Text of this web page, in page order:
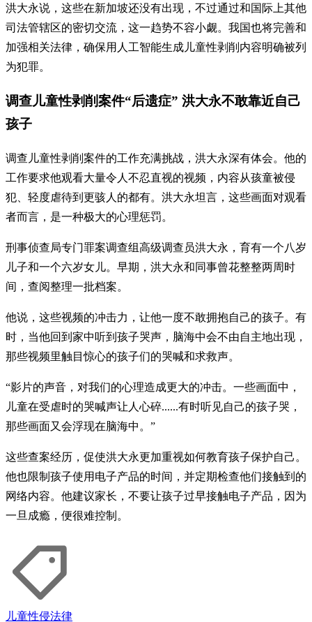
洪大永说，这些在新加坡还没有出现，不过通过和国际上其他
司法管辖区的密切交流，这一趋势不容小觑。我国也将完善和
加强相关法律，确保用人工智能生成儿童性剥削内容明确被列
为犯罪。
调查儿童性剥削案件“后遗症” 洪大永不敢靠近自己
孩子
调查儿童性剥削案件的工作充满挑战，洪大永深有体会。他的
工作要求他观看大量令人不忍直视的视频，内容从孩童被侵
犯、轻度虐待到更骇人的都有。洪大永坦言，这些画面对观看
者而言，是一种极大的心理惩罚。
刑事侦查局专门罪案调查组高级调查员洪大永，育有一个八岁
儿子和一个六岁女儿。早期，洪大永和同事曾花整整两周时
间，查阅整理一批档案。
他说，这些视频的冲击力，让他一度不敢拥抱自己的孩子。有
时，当他回到家中听到孩子哭声，脑海中会不由自主地出现，
那些视频里触目惊心的孩子们的哭喊和求救声。
“影片的声音，对我们的心理造成更大的冲击。一些画面中，
儿童在受虐时的哭喊声让人心碎......有时听见自己的孩子哭，
那些画面又会浮现在脑海中。”
这些查案经历，促使洪大永更加重视如何教育孩子保护自己。
他也限制孩子使用电子产品的时间，并定期检查他们接触到的
网络内容。他建议家长，不要让孩子过早接触电子产品，因为
一旦成瘾，便很难控制。
儿童性侵法律